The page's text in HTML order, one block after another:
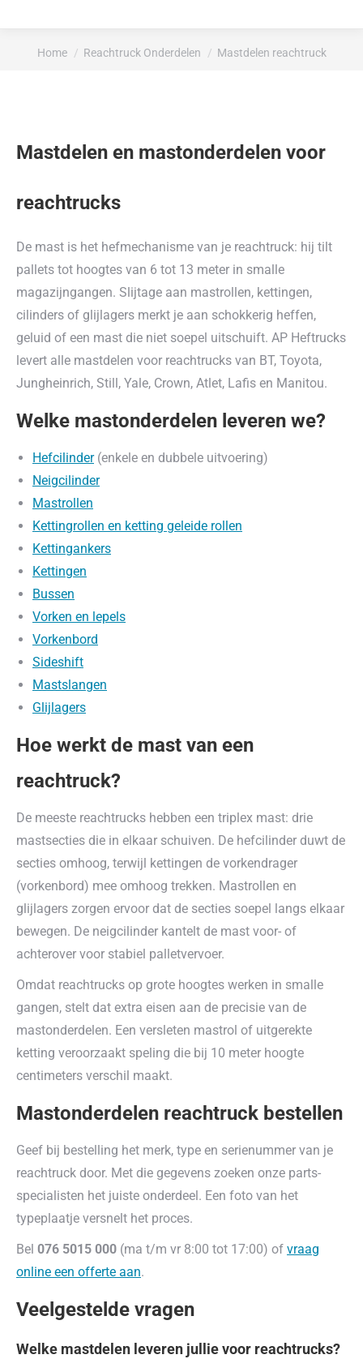
Je bent hier:
Home Reachtruck Onderdelen Mastdelen reachtruck
Mastdelen en mastonderdelen voor
reachtrucks
De mast is het hefmechanisme van je reachtruck: hij tilt
pallets tot hoogtes van 6 tot 13 meter in smalle
magazijngangen. Slijtage aan mastrollen, kettingen,
cilinders of glijlagers merkt je aan schokkerig heffen,
geluid of een mast die niet soepel uitschuift. AP Heftrucks
levert alle mastdelen voor reachtrucks van BT, Toyota,
Jungheinrich, Still, Yale, Crown, Atlet, Lafis en Manitou.
Welke mastonderdelen leveren we?
Hefcilinder(enkele en dubbele uitvoering)
Neigcilinder
Mastrollen
Kettingrollen en ketting geleide rollen
Kettingankers
Kettingen
Bussen
Vorken en lepels
Vorkenbord
Sideshift
Mastslangen
Glijlagers
Hoe werkt de mast van een
reachtruck?
De meeste reachtrucks hebben een triplex mast: drie
mastsecties die in elkaar schuiven. De hefcilinder duwt de
secties omhoog, terwijl kettingen de vorkendrager
(vorkenbord) mee omhoog trekken. Mastrollen en
glijlagers zorgen ervoor dat de secties soepel langs elkaar
bewegen. De neigcilinder kantelt de mast voor- of
achterover voor stabiel palletvervoer.
Omdat reachtrucks op grote hoogtes werken in smalle
gangen, stelt dat extra eisen aan de precisie van de
mastonderdelen. Een versleten mastrol of uitgerekte
ketting veroorzaakt speling die bij 10 meter hoogte
centimeters verschil maakt.
Mastonderdelen reachtruck bestellen
Geef bij bestelling het merk, type en serienummer van je
reachtruck door. Met die gegevens zoeken onze parts-
specialisten het juiste onderdeel. Een foto van het
typeplaatje versnelt het proces.
Bel 076 5015 000 (ma t/m vr 8:00 tot 17:00) of vraag
online een offerte aan.
Veelgestelde vragen
Welke mastdelen leveren jullie voor reachtrucks?